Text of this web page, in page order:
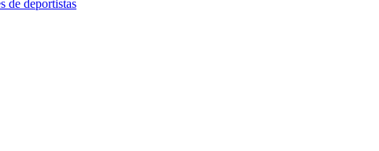
de deportistas